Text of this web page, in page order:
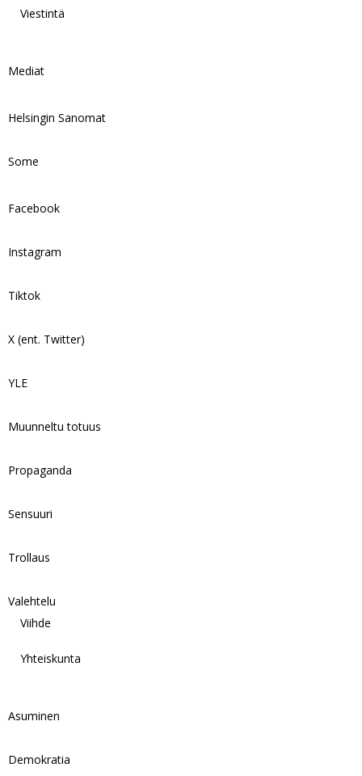
Viestintä
Mediat
Helsingin Sanomat
Some
Facebook
Instagram
Tiktok
X (ent. Twitter)
YLE
Muunneltu totuus
Propaganda
Sensuuri
Trollaus
Valehtelu
Viihde
Yhteiskunta
Asuminen
Demokratia